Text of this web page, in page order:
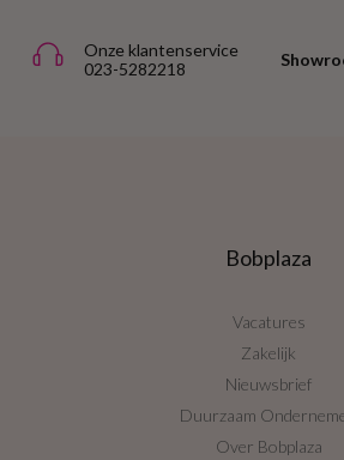
Onze klantenservice
023-5282218
Bobplaza
Vacatures
Zakelijk
Nieuwsbrief
Duurzaam
Over Bobplaza